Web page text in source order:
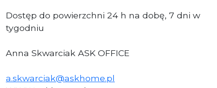
Dostęp do powierzchni 24 h na dobę, 7 dni w
tygodniu
Anna Skwarciak ASK OFFICE
a.skwarciak@askhome.pl